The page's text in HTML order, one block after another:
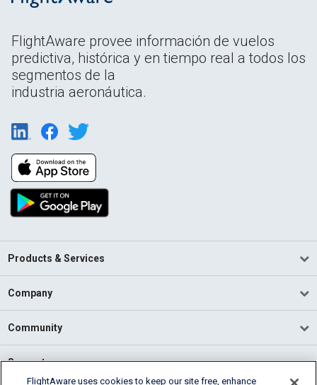
FlightAware provee información de vuelos
predictiva, histórica y en tiempo real a todos los
segmentos de la
industria aeronáutica.
Products & Services
Company
Community
Support
FlightAware uses cookies to keep our site free, enhance